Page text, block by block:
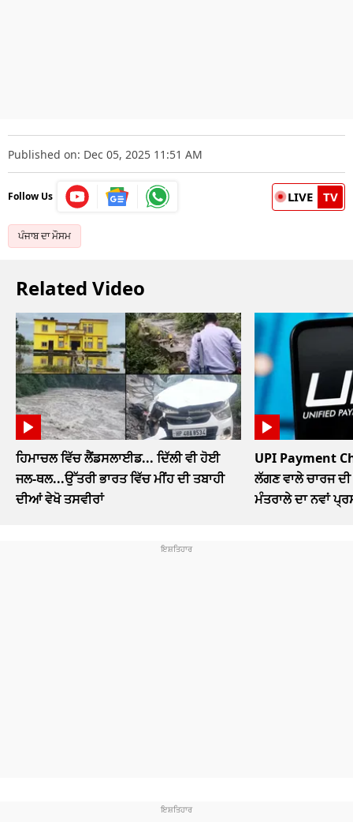
Published on: Dec 05, 2025 11:51 AM
Follow Us LIVE TV
ਪੰਜਾਬ ਦਾ ਮੌਸਮ
Related Video
ਹਿਮਾਚਲ ਵਿੱਚ ਲੈਂਡਸਲਾਈਡ... ਦਿੱਲੀ ਵੀ ਹੋਈ
ਜਲ-ਥਲ...ਉੱਤਰੀ ਭਾਰਤ ਵਿੱਚ ਮੀਂਹ ਦੀ ਤਬਾਹੀ
ਦੀਆਂ ਵੇਖੋ ਤਸਵੀਰਾਂ
UPI Payment
ਲੱਗਣ ਵਾਲੇ ਚਾਰਜ
ਮੰਤਰਾਲੇ ਦਾ ਨਵਾਂ